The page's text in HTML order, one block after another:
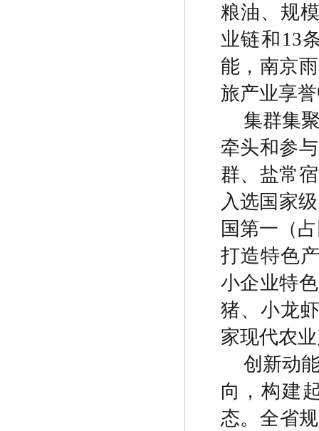
粮油、规
业链和 13
能，南京
旅产业享
集群集
牵头和参
群、盐常
入选国家
国第一（
打造特色
小企业特
猪、小龙
家现代农
创新动
向，构建
态。全省